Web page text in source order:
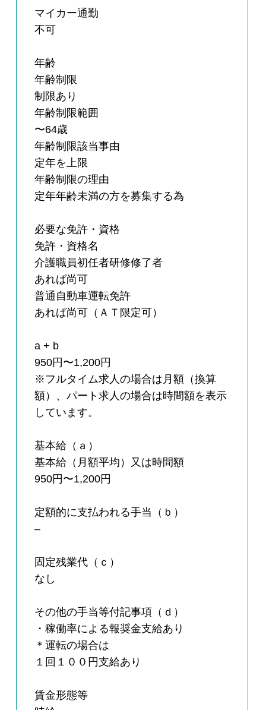
マイカー通勤
不可
年齢
年齢制限
制限あり
年齢制限範囲
〜64歳
年齢制限該当事由
定年を上限
年齢制限の理由
定年年齢未満の方を募集する為
必要な免許・資格
免許・資格名
介護職員初任者研修修了者
あれば尚可
普通自動車運転免許
あれば尚可（ＡＴ限定可）
a + b
950円〜1,200円
※フルタイム求人の場合は月額（換算
額）、パート求人の場合は時間額を表示
しています。
基本給（ａ）
基本給（月額平均）又は時間額
950円〜1,200円
定額的に支払われる手当（ｂ）
–
固定残業代（ｃ）
なし
その他の手当等付記事項（ｄ）
・稼働率による報奨金支給あり
＊運転の場合は
１回１００円支給あり
賃金形態等